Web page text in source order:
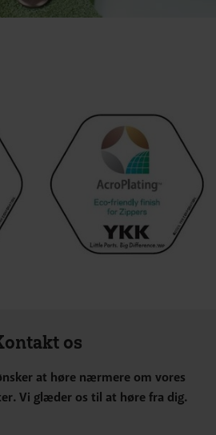
os
at høre nærmere om vores
Vi glæder os til at høre fra dig.